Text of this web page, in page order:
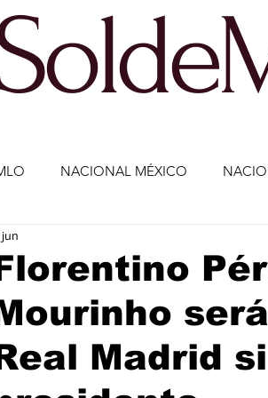
NACIONAL MÉXICO
MÉXICO
DEPORTES CIENCIA Y
Madrid